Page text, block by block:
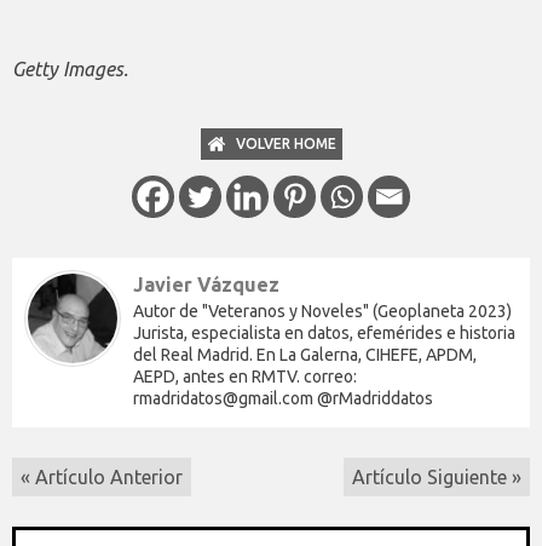
Getty Images.
VOLVER HOME
Javier Vázquez
Autor de "Veteranos y Noveles" (Geoplaneta 2023)
Jurista, especialista en datos, efemérides e historia
del Real Madrid. En La Galerna, CIHEFE, APDM,
AEPD, antes en RMTV. correo:
rmadridatos@gmail.com @rMadriddatos
« Artículo Anterior Artículo Siguiente »